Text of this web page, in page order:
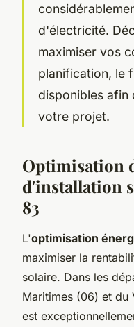
d'électricité.
maximiser vos
planification, le
disponibles afin
votre projet.
Optimisation
d'installation
83
L'optimisation
maximiser la
solaire. Dans les
Maritimes (06) et du
est